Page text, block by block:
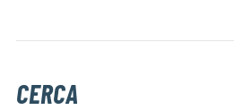
CERCA